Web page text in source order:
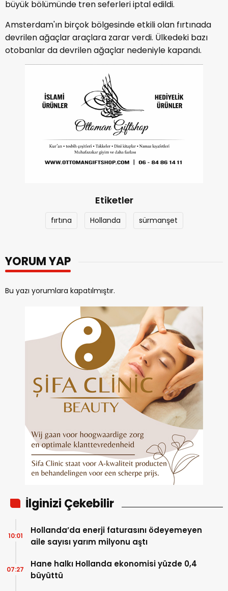
büyük bölümünde tren seferleri iptal edildi.
Amsterdam'ın birçok bölgesinde etkili olan fırtınada
devrilen ağaçlar araçlara zarar verdi. Ülkedeki bazı
otobanlar da devrilen ağaçlar nedeniyle kapandı.
Etiketler
fırtına Hollanda sürmanşet
YORUM YAP
Bu yazı yorumlara kapatılmıştır.
İlginizi Çekebilir
Hollanda’da enerji faturasını ödeyemeyen
aile sayısı yarım milyonu aştı
10:01
Hane halkı Hollanda ekonomisi yüzde 0,4
büyüttü
07:27